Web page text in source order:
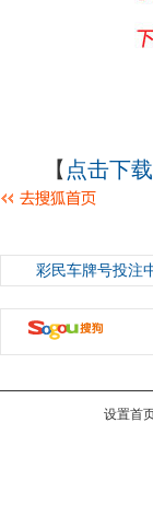
【 点击下
彩民车牌号投注
设置首